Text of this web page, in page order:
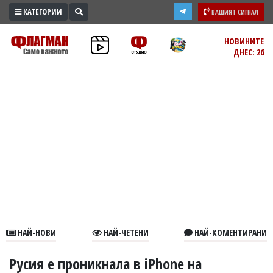
ПРОМО
ЗОНА
В
КАТЕГОРИИ ВАШИЯТ СИГНАЛ
НОВИНИТЕ
ДНЕС: 26
НАЙ-НОВИ НАЙ-ЧЕТЕНИ НАЙ-КОМЕНТИРАНИ
Русия е проникнала в iPhone на